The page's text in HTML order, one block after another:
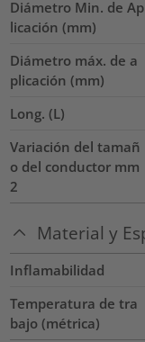
Diámetro Min. de Ap
licación (mm)
Diámetro máx. de a
plicación (mm)
Long. (L)
Variación del tamañ
o del conductor mm
2
Material y
Inflamabilidad
Temperatura de tra
bajo (métrica)